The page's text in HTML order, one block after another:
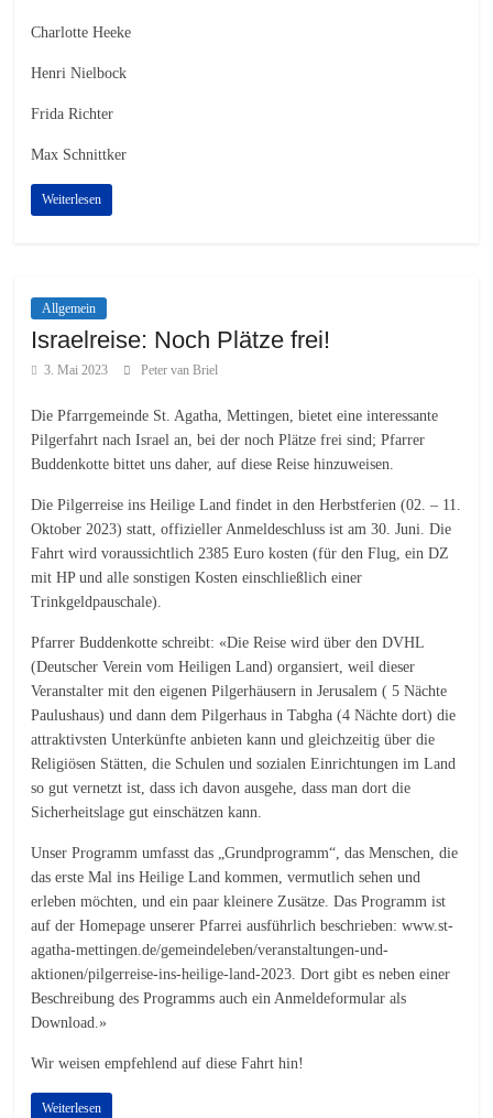
Charlotte Heeke
Henri Nielbock
Frida Richter
Max Schnittker
Weiterlesen
Allgemein
Israelreise: Noch Plätze frei!
3. Mai 2023 Peter van Briel
Die Pfarrgemeinde St. Agatha, Mettingen, bietet eine interessante
Pilgerfahrt nach Israel an, bei der noch Plätze frei sind; Pfarrer
Buddenkotte bittet uns daher, auf diese Reise hinzuweisen.
Die Pilgerreise ins Heilige Land findet in den Herbstferien (02. – 11.
Oktober 2023) statt, offizieller Anmeldeschluss ist am 30. Juni. Die
Fahrt wird voraussichtlich 2385 Euro kosten (für den Flug, ein DZ
mit HP und alle sonstigen Kosten einschließlich einer
Trinkgeldpauschale).
Pfarrer Buddenkotte schreibt: «Die Reise wird über den DVHL
(Deutscher Verein vom Heiligen Land) organsiert, weil dieser
Veranstalter mit den eigenen Pilgerhäusern in Jerusalem ( 5 Nächte
Paulushaus) und dann dem Pilgerhaus in Tabgha (4 Nächte dort) die
attraktivsten Unterkünfte anbieten kann und gleichzeitig über die
Religiösen Stätten, die Schulen und sozialen Einrichtungen im Land
so gut vernetzt ist, dass ich davon ausgehe, dass man dort die
Sicherheitslage gut einschätzen kann.
Unser Programm umfasst das „Grundprogramm“, das Menschen, die
das erste Mal ins Heilige Land kommen, vermutlich sehen und
erleben möchten, und ein paar kleinere Zusätze. Das Programm ist
auf der Homepage unserer Pfarrei ausführlich beschrieben: www.st-
agatha-mettingen.de/gemeindeleben/veranstaltungen-und-
aktionen/pilgerreise-ins-heilige-land-2023. Dort gibt es neben einer
Beschreibung des Programms auch ein Anmeldeformular als
Download.»
Wir weisen empfehlend auf diese Fahrt hin!
Weiterlesen